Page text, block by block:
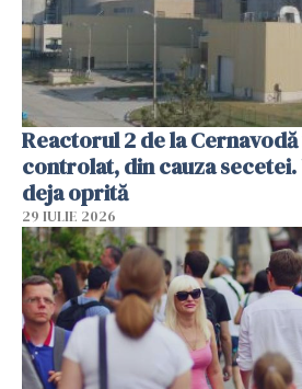
Reactorul 2 de la
controlat, din cauza secetei.
deja oprită
29 IULIE 2026